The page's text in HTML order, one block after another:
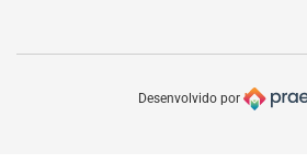
Desenvolvido por